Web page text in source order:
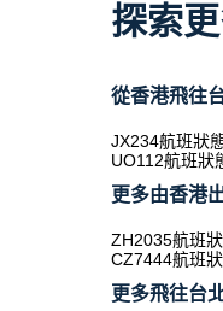
探索
從香港飛往
JX234航班狀
UO112航班狀
更多由香港
ZH2035航班
CZ7444航班
更多飛往台